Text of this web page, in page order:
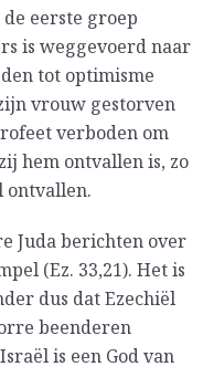
eerste groep
is weggevoerd naar
tot optimisme
vrouw gestorven
verboden om
hem ontvallen is, zo
ontvallen.
Juda berichten over
(Ez. 33,21). Het is
dus dat Ezechiël
beenderen
is een God van